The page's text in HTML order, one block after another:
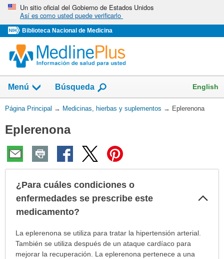
Omita
vaya
al
Contenido
Un sitio oficial del Gobierno de Estados Unidos
Así es como usted puede verificarlo
Biblioteca Nacional de Medicina
Menú
Mostrar
campo
de
Búsqueda English
Usted
aquí:
Página Principal → Medicinas, hierbas y suplementos → Eplerenona
Eplerenona
¿Para cuáles condiciones o
enfermedades se prescribe este
medicamento?
¿Para
cuáles
condiciones
La eplerenona se utiliza para tratar la hipertensión arterial.
También se utiliza después de un ataque cardíaco para
mejorar la recuperación. La eplerenona pertenece a una